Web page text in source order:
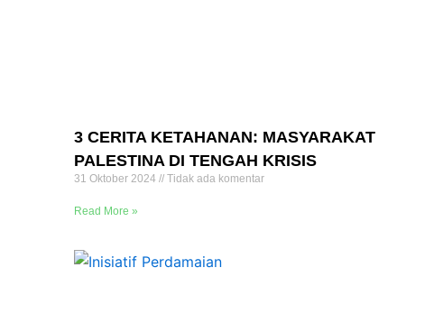
3 CERITA KETAHANAN: MASYARAKAT
PALESTINA DI TENGAH KRISIS
31 Oktober 2024 Tidak ada komentar
Read More »